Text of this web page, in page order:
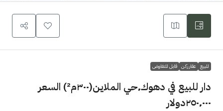
للبيع عقار ركن قابل للتفاوض
دار للبيع في دهوك٬حي الملاين(٣٠٠م²) السعر
٢٥٠٬٠٠٠دولار